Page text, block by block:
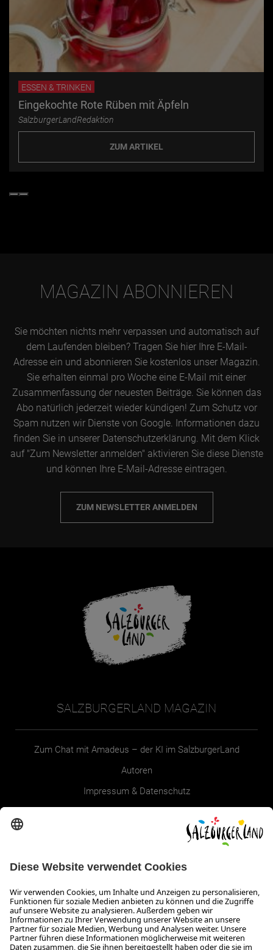
ESSEN & TRINKEN
Eingekochte Rote Rüben mit Äpfeln
SalzburgerLandRedaktion
ZUM ARTIKEL
MAGAZIN ABONNIEREN
Sie möchten nichts mehr verpassen und automatisch auf
dem Laufenden bleiben? Tragen Sie hier Ihre E-Mail-
Adresse ein und abonnieren Sie kostenlos unser Magazin.
Sie erhalten einmal pro Woche eine E-Mail mit einer
Zusammenfassung der neuesten Beiträge. Sie können das
Abo natürlich jederzeit wieder kündigen! Zum Schutz vor
Spam nutzen wir Dienste von Google. Informationen dazu
finden Sie in unserer Datenschutzerklärung. Mit dem Klick
auf "Zum Newsletter anmelden" aktivieren Sie diese Dienste
und können Ihre E-Mail-Adresse eintragen.
ZUM NEWSLETTER ANMELDEN
SALZBURGERLAND MAGAZIN
Zum Chat mit Amadeus – der KI im SalzburgerLand
Autoren
Impressum & Datenschutz
SALZBURGERLAND
Infos zum Urlaub im SalzburgerLand
Veranstaltungen im SalzburgerLand
Aktuelle Urlaubsangebote